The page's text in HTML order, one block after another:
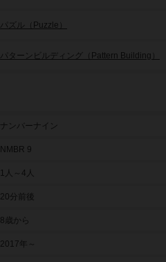
パズル（Puzzle）
パターンビルディング（Pattern Building）
ナンバーナイン
NMBR 9
1人～4人
20分前後
8歳から
2017年～